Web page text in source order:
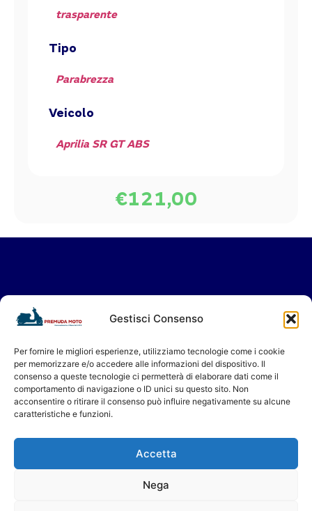
Gestisci Consenso
Per fornire le migliori esperienze, utilizziamo tecnologie come i cookie
per memorizzare e/o accedere alle informazioni del dispositivo. Il
consenso a queste tecnologie ci permetterà di elaborare dati come il
comportamento di navigazione o ID unici su questo sito. Non
acconsentire o ritirare il consenso può influire negativamente su alcune
caratteristiche e funzioni.
Accetta
Nega
trasparente
Tipo
Parabrezza
Veicolo
Aprilia SR GT ABS
€121,00
Vieni a trovarci in Showroom
oppure contattaci per il tuo servizio in
Ti aspettiamo!
Premuda Moto - Concessionario a Milano dal 1956
Privacy Policy